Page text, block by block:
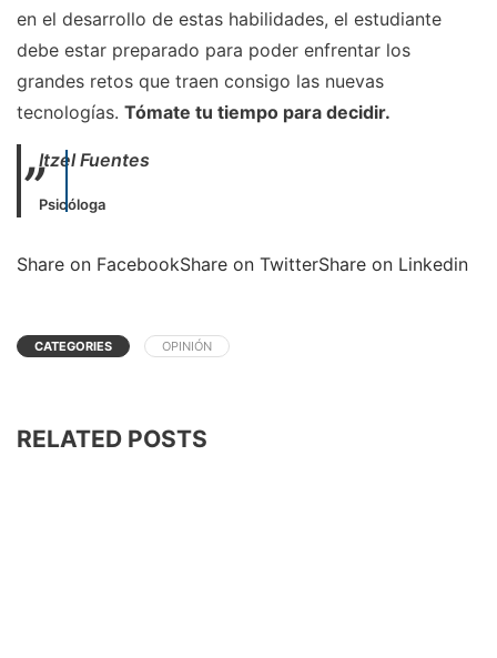
en el desarrollo de estas habilidades, el estudiante
debe estar preparado para poder enfrentar los
grandes retos que traen consigo las nuevas
tecnologías. Tómate tu tiempo para decidir.
Itzel Fuentes
Psicóloga
Share on FacebookShare on TwitterShare on Linkedin
CATEGORIES OPINIÓN
RELATED POSTS